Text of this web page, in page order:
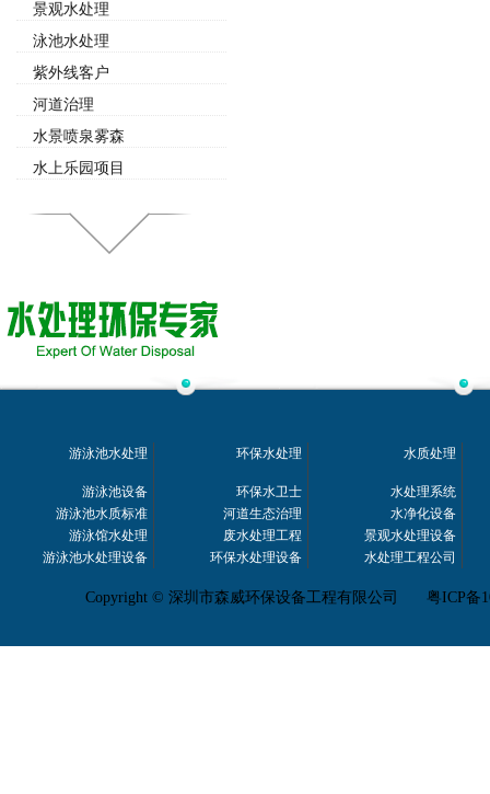
景观水处理
泳池水处理
紫外线客户
河道治理
水景喷泉雾森
水上乐园项目
游泳池水处理
游泳池设备
游泳池水质标准
游泳馆水处理
游泳池水处理设备
环保水处理
环保水卫士
河道生态治理
废水处理工程
环保水处理设备
水质处理
水处理系统
水净化设备
景观水处理设备
水处理工程公司
Copyright © 深圳市森威环保设备工程有限公司粤ICP备